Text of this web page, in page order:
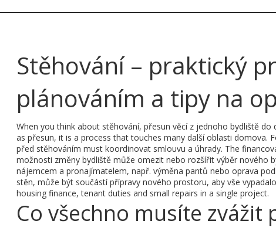
Stěhování – praktický
plánováním a tipy na
When you think about stěhování, přesun věcí z jednoho bydliště do
as přesun, it is a process that touches many další oblasti domova.
před stěhováním must koordinovat smlouvu a úhrady. The
možnosti změny bydliště může omezit nebo rozšířit výběr nového
nájemcem a pronajímatelem, např. výměna pantů nebo oprava
stěn, může být součástí přípravy nového prostoru, aby vše
housing finance, tenant duties and small repairs in a single project.
Co všechno musíte